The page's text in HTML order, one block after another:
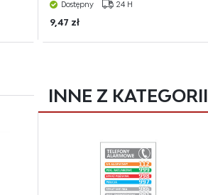
Dostępny 24 H
9,47 zł
INNE Z KATEGORII